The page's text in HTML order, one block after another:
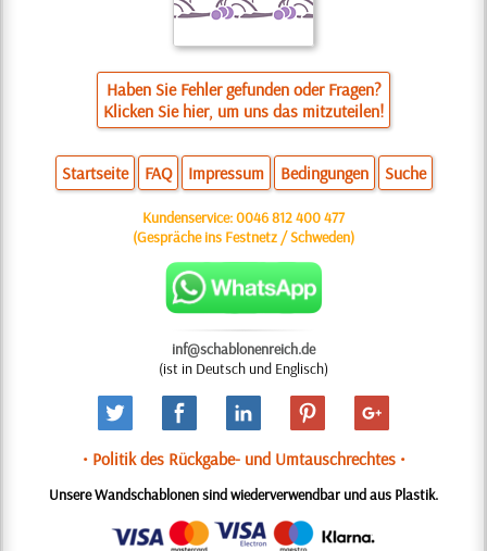
Haben Sie Fehler gefunden oder Fragen?
Klicken Sie hier, um uns das mitzuteilen!
Startseite FAQ Impressum Bedingungen Suche
Kundenservice:0046 812 400 477
(Gespräche ins Festnetz / Schweden)
inf@schablonenreich.de
(ist in Deutsch und Englisch)
• Politik des Rückgabe- und Umtauschrechtes •
Unsere Wandschablonen sind wiederverwendbar und aus Plastik.